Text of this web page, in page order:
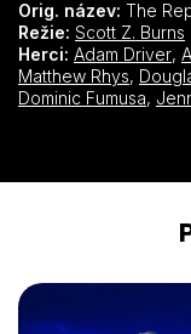
Orig. název: The
Režie: Scott Z. Burns
Herci: Adam Driver,
Matthew Rhys,
Dominic Fumusa,